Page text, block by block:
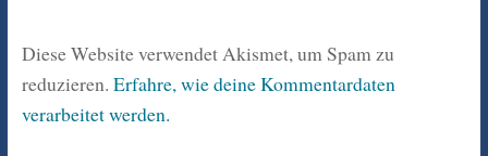
Diese Website verwendet Akismet, um Spam zu
reduzieren. Erfahre, wie deine Kommentardaten
verarbeitet werden.